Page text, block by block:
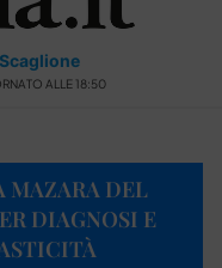
ALLE 18:50
MAZARA DEL
DIAGNOSI E